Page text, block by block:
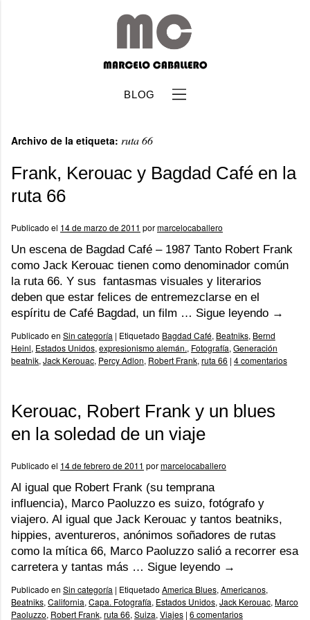
BLOG
Archivo de la etiqueta: ruta 66
Frank, Kerouac y Bagdad Café en la
ruta 66
Publicado el 14 de marzo de 2011 pormarcelocaballero
Un escena de Bagdad Café – 1987 Tanto Robert Frank
como Jack Kerouac tienen como denominador común
la ruta 66. Y sus fantasmas visuales y literarios
deben que estar felices de entremezclarse en el
espíritu de Café Bagdad, un film … Sigue leyendo →
Publicado en Sin categoría | Etiquetado Bagdad Café, Beatniks, Bernd
Heinl, Estados Unidos, expresionismo alemán., Fotografía, Generación
beatnik, Jack Kerouac, Percy Adlon, Robert Frank, ruta 66 | 4 comentarios
Kerouac, Robert Frank y un blues
en la soledad de un viaje
Publicado el 14 de febrero de 2011 pormarcelocaballero
Al igual que Robert Frank (su temprana
influencia), Marco Paoluzzo es suizo, fotógrafo y
viajero. Al igual que Jack Kerouac y tantos beatniks,
hippies, aventureros, anónimos soñadores de rutas
como la mítica 66, Marco Paoluzzo salió a recorrer esa
carretera y tantas más … Sigue leyendo →
Publicado en Sin categoría | Etiquetado America Blues, Americanos,
Beatniks, California, Capa. Fotografía, Estados Unidos, Jack Kerouac, Marco
Paoluzzo, Robert Frank, ruta 66, Suiza, Viajes | 6 comentarios